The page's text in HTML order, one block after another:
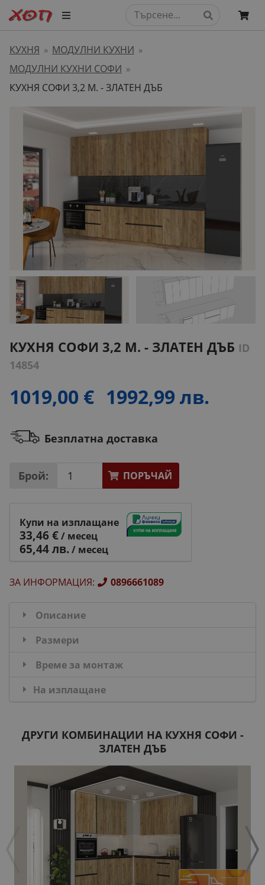
КУХНЯ » МОДУЛНИ КУХНИ »
МОДУЛНИ КУХНИ СОФИ »
КУХНЯ СОФИ 3,2 М. - ЗЛАТЕН ДЪБ
КУХНЯ СОФИ 3,2 М. - ЗЛАТЕН ДЪБ ID
14854
1019,00 € 1992,99 лв.
Безплатна доставка
Брой: ПОРЪЧАЙ
Купи на изплащане
33,46 €/ месец
65,44 лв./ месец
ЗА ИНФОРМАЦИЯ: 0896661089
Описание
Размери
Време за монтаж
На изплащане
ДРУГИ КОМБИНАЦИИ НА КУХНЯ СОФИ -
ЗЛАТЕН ДЪБ